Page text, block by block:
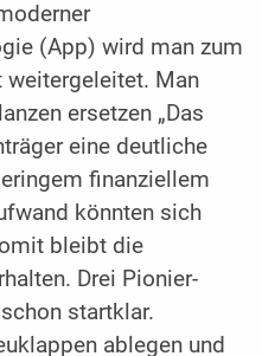
(App) wird man zum
weitergeleitet. Man
ersetzen „Das
eine deutliche
finanziellem
könnten sich
bleibt die
Drei Pionier-
startklar.
ablegen und